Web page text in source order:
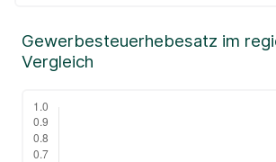
Gewerbesteuerhebesatz im
Vergleich